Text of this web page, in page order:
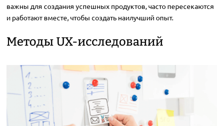
важны для создания успешных продуктов, часто пересекаются
и работают вместе, чтобы создать наилучший опыт.
Методы UX-исследований